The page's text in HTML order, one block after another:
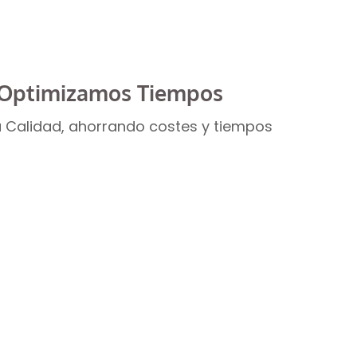
Tiempos
Calidad, ahorrando costes y tiempos